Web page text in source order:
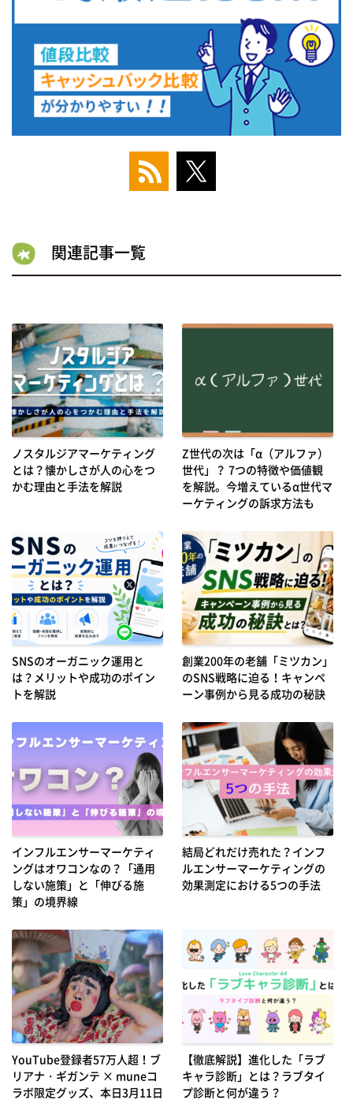
関連記事一覧
ノスタルジアマーケティング
とは？懐かしさが人の心をつ
かむ理由と手法を解説
Z世代の次は「α（アルファ）
世代」？ 7つの特徴や価値観
を解説。今増えているα世代マ
ーケティングの訴求方法も
SNSのオーガニック運用と
は？メリットや成功のポイン
トを解説
創業200年の老舗「ミツカン」
のSNS戦略に迫る！キャンペ
ーン事例から見る成功の秘訣
インフルエンサーマーケティ
ングはオワコンなの？「通用
しない施策」と「伸びる施
策」の境界線
結局どれだけ売れた？インフ
ルエンサーマーケティングの
効果測定における5つの手法
YouTube登録者57万人超！ブ
リアナ・ギガンテ × muneコ
ラボ限定グッズ、本日3月11日
【徹底解説】進化した「ラブ
キャラ診断」とは？ラブタイ
プ診断と何が違う？